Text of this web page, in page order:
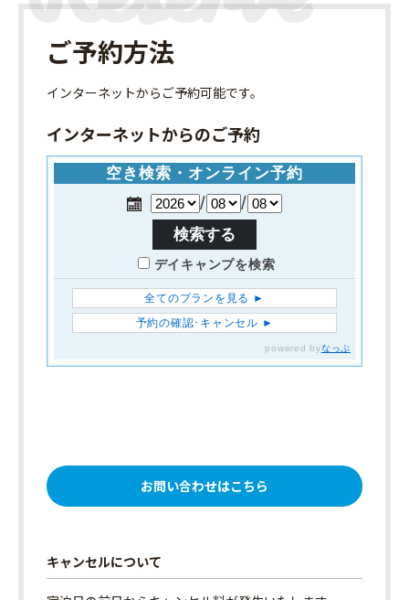
ご予約方法
インターネットからご予約可能です。
インターネットからのご予約
お問い合わせはこちら
キャンセルについて